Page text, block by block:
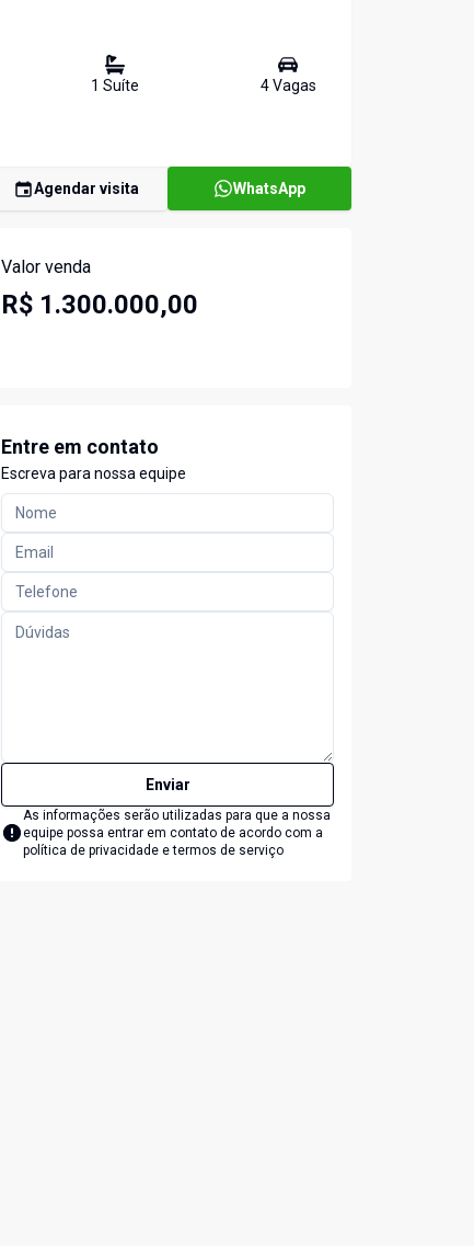
1 Suíte 4Vagas
Agendar visita WhatsApp
Valor venda
R$ 1.300.000,00
Entre em contato
Escreva para nossa equipe
Enviar
As informações serão utilizadas para que a nossa
equipe possa entrar em contato de acordo com a
política de privacidade e termos de serviço